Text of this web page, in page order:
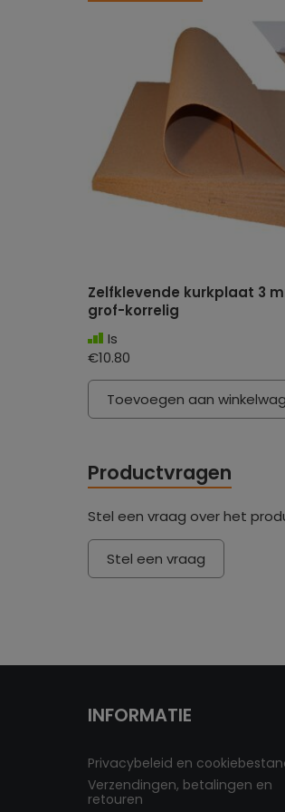
Zelfklevende kurkplaat 3
grof-korrelig
Is
€10.80
Toevoegen aan
Productvragen
Stel een vraag over het
Stel een vraag
INFORMATIE
Privacybeleid en
Verzendingen, betalingen en
retouren